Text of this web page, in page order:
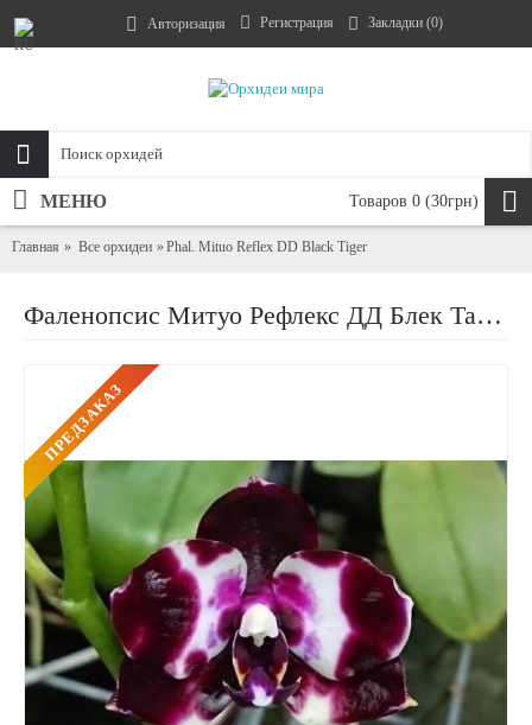
Авторизация Регистрация Закладки (0)
Товаров 0 (30грн)
МЕНЮ
Главная Все орхидеи Phal. Mituo Reflex DD Black Tiger
Фаленопсис Митуо Рефлекс ДД Блек Тайгер (Mituo Reflex DD Black Tiger)
ПРЕДЗАКАЗ